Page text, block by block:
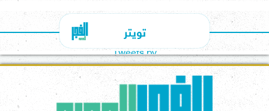
تويتر
Tweets by